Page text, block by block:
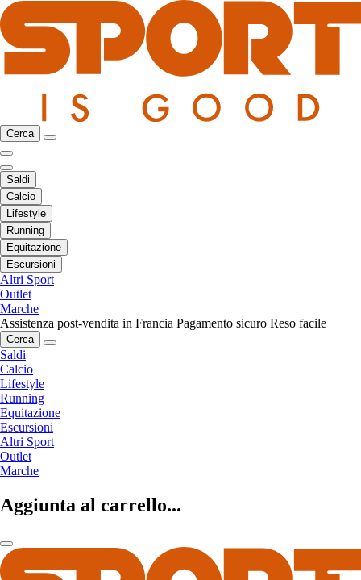
Cerca
Saldi
Calcio
Lifestyle
Running
Equitazione
Escursioni
Altri Sport
Outlet
Marche
Assistenza post-vendita in Francia Pagamento sicuro Reso facile
Cerca
Saldi
Calcio
Lifestyle
Running
Equitazione
Escursioni
Altri Sport
Outlet
Marche
Aggiunta al carrello...